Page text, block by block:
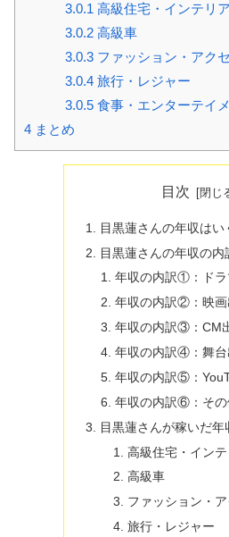
3.0.1 高級住宅・インテリア
3.0.2高級車
3.0.3ファッション・アク
3.0.4旅行・レジャー
3.0.5食事・エンターテイ
4 まとめ
目次
目黒蓮さんの年収はい
目黒蓮さんの年収の内
年収の内訳①：ドラ
年収の内訳②：映画
年収の内訳③：CM
年収の内訳④：舞台
年収の内訳⑤：
年収の内訳⑥：その
目黒蓮さんが稼いだ年
高級住宅・イン
高級車
ファッション・
旅行・レジャー